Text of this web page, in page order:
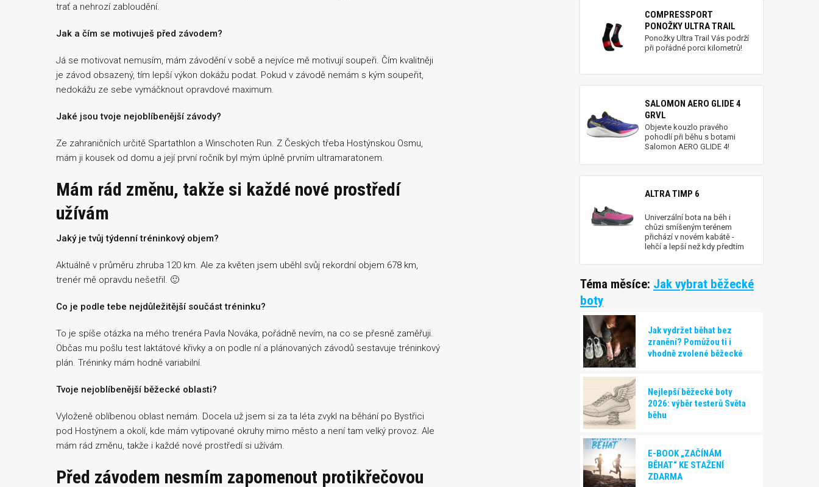
trať a nehrozí zabloudění.
Jak a čím se motivuješ před závodem?
Já se motivovat nemusím, mám závodění v sobě a nejvíce mě motivují soupeři. Čím kvalitněji
je závod obsazený, tím lepší výkon dokážu podat. Pokud v závodě nemám s kým soupeřit,
nedokážu ze sebe vymáčknout opravdové maximum.
Jaké jsou tvoje nejoblíbenější závody?
Ze zahraničních určitě Spartathlon a Winschoten Run. Z Českých třeba Hostýnskou Osmu,
mám ji kousek od domu a její první ročník byl mým úplně prvním ultramaratonem.
Mám rád změnu, takže si každé nové prostředí
užívám
Jaký je tvůj týdenní tréninkový objem?
Aktuálně v průměru zhruba 120 km. Ale za květen jsem uběhl svůj rekordní objem 678 km,
trenér mě opravdu nešetřil. 🙂
Co je podle tebe nejdůležitější součást tréninku?
To je spíše otázka na mého trenéra Pavla Nováka, pořádně nevím, na co se přesně zaměřuji.
Občas mu pošlu test laktátové křivky a on podle ní a plánovaných závodů sestavuje tréninkový
plán. Tréninky mám hodně variabilní.
Tvoje nejoblíbenější běžecké oblasti?
Vyloženě oblíbenou oblast nemám. Docela už jsem si za ta léta zvykl na běhání po Bystřici
pod Hostýnem a okolí, kde mám vytipované okruhy mimo město a není tam velký provoz. Ale
mám rád změnu, takže i každé nové prostředí si užívám.
Před závodem nesmím zapomenout protikřečovou
COMPRESSPORT
PONOŽKY ULTRA TRAIL
Ponožky Ultra Trail Vás podrží
při pořádné porci kilometrů!
SALOMON AERO GLIDE 4
GRVL
Objevte kouzlo pravého
pohodlí při běhu s botami
Salomon AERO GLIDE 4!
ALTRA TIMP 6
Univerzální bota na běh i
chůzi smíšeným terénem
přichází v novém kabátě -
lehčí a lepší než kdy předtím
Téma měsíce: Jak vybrat běžecké
boty
Jak vydržet běhat bez
zranění? Pomůžou ti i
vhodně zvolené běžecké
Nejlepší běžecké boty
2026: výběr testerů Světa
běhu
E-BOOK „ZAČÍNÁM
BĚHAT“ KE STAŽENÍ
ZDARMA